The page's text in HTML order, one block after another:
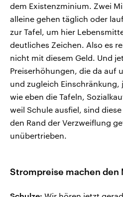
dem Existenzminium. Zwei
alleine gehen täglich oder
zur Tafel, um hier
deutliches Zeichen. Also es
nicht mit diesem Geld. Und
Preiserhöhungen, die da auf
und zugleich
wie eben die Tafeln,
weil Schule ausfiel, sind
den Rand der Verzweiflung
unübertrieben.
Strompreise machen den